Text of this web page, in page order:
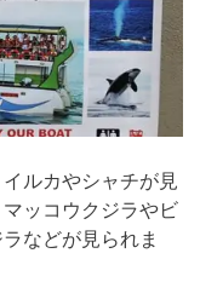
ルカやシャチが見
ッコウクジラやビ
などが見られま